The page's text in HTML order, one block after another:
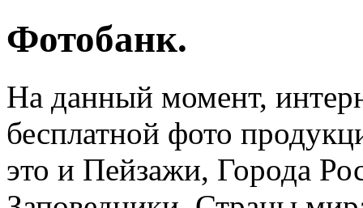
Фотобанк.
На данный момент,
бесплатной фото
это и Пейзажи, Города